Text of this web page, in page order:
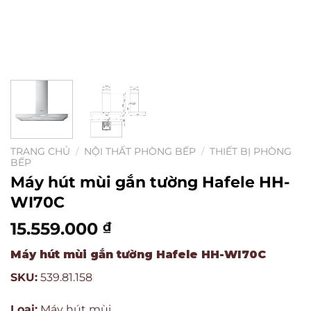
TRANG CHỦ / NỘI THẤT PHÒNG BẾP / THIẾT BỊ PHÒNG
BẾP
Máy hút mùi gắn tường Hafele HH-
WI70C
15.559.000 ₫
Máy hút mùi gắn tường Hafele HH-WI70C
SKU: 539.81.158